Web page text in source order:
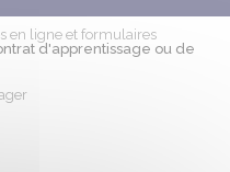
en ligne et formulaires
d'apprentissage ou de